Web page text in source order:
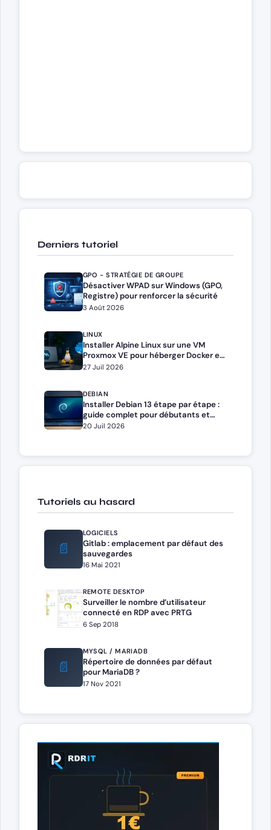
Derniers tutoriel
GPO - STRATÉGIE DE GROUPE
Désactiver WPAD sur Windows (GPO,
Registre) pour renforcer la sécurité
3 Août 2026
LINUX
Installer Alpine Linux sur une VM
Proxmox VE pour héberger Docker et
Docker Compose
27 Juil 2026
DEBIAN
Installer Debian 13 étape par étape :
guide complet pour débutants et
administrateurs
20 Juil 2026
Tutoriels au hasard
📄
LOGICIELS
Gitlab : emplacement par défaut des
sauvegardes
16 Mai 2021
REMOTE DESKTOP
Surveiller le nombre d’utilisateur
connecté en RDP avec PRTG
6 Sep 2018
📄
MYSQL / MARIADB
Répertoire de données par défaut
pour MariaDB ?
17 Nov 2021